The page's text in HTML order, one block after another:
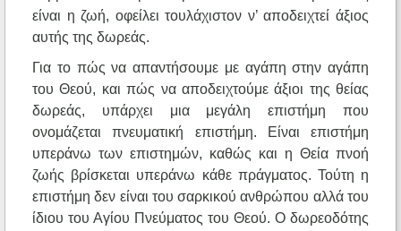
είναι η ζωή, οφείλει τουλάχιστον ν’ αποδειχτεί άξιος
αυτής της δωρεάς.
Για το πώς να απαντήσουμε με αγάπη στην αγάπη
του Θεού, και πώς να αποδειχτούμε άξιοι της θείας
δωρεάς, υπάρχει μια μεγάλη επιστήμη που
ονομάζεται πνευματική επιστήμη. Είναι επιστήμη
υπεράνω των επιστημών, καθώς και η Θεία πνοή
ζωής βρίσκεται υπεράνω κάθε πράγματος. Τούτη η
επιστήμη δεν είναι του σαρκικού ανθρώπου αλλά του
ίδιου του Αγίου Πνεύματος του Θεού. Ο δωρεοδότης